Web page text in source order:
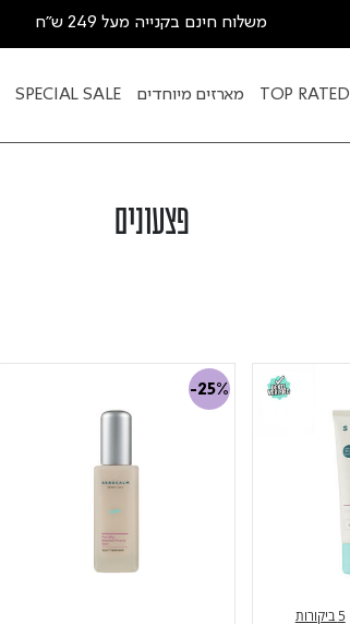
משלוח חינם בקנייה מעל 249 ש"ח
TOP RATED מארזים מיוחדים SPECIAL SALE
פצעונים
5 ביקורות
-25%